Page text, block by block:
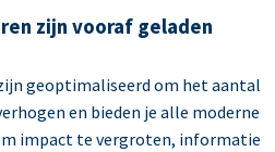
zijn vooraf geladen
geoptimaliseerd om het aantal
en bieden je alle moderne
impact te vergroten, informatie